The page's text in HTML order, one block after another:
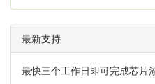
最新支持
最快三个工作日即可完成芯片